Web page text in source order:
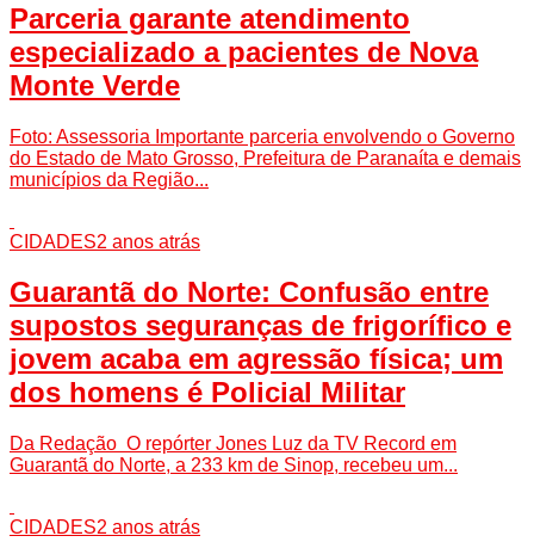
Parceria garante atendimento
especializado a pacientes de Nova
Monte Verde
Foto: Assessoria Importante parceria envolvendo o Governo
do Estado de Mato Grosso, Prefeitura de Paranaíta e demais
municípios da Região...
CIDADES2 anos atrás
Guarantã do Norte: Confusão entre
supostos seguranças de frigorífico e
jovem acaba em agressão física; um
dos homens é Policial Militar
Da Redação O repórter Jones Luz da TV Record em
Guarantã do Norte, a 233 km de Sinop, recebeu um...
CIDADES2 anos atrás